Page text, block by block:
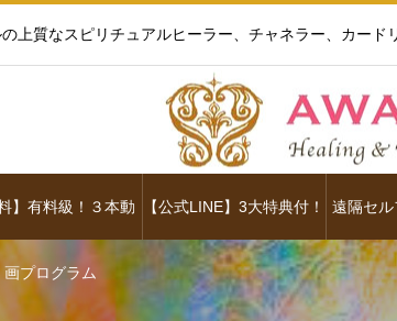
上質なスピリチュアルヒーラー、チャネラー、カー
料】有料級！３本動
画プログラム
【公式LINE】3大特典付！ 遠隔セ